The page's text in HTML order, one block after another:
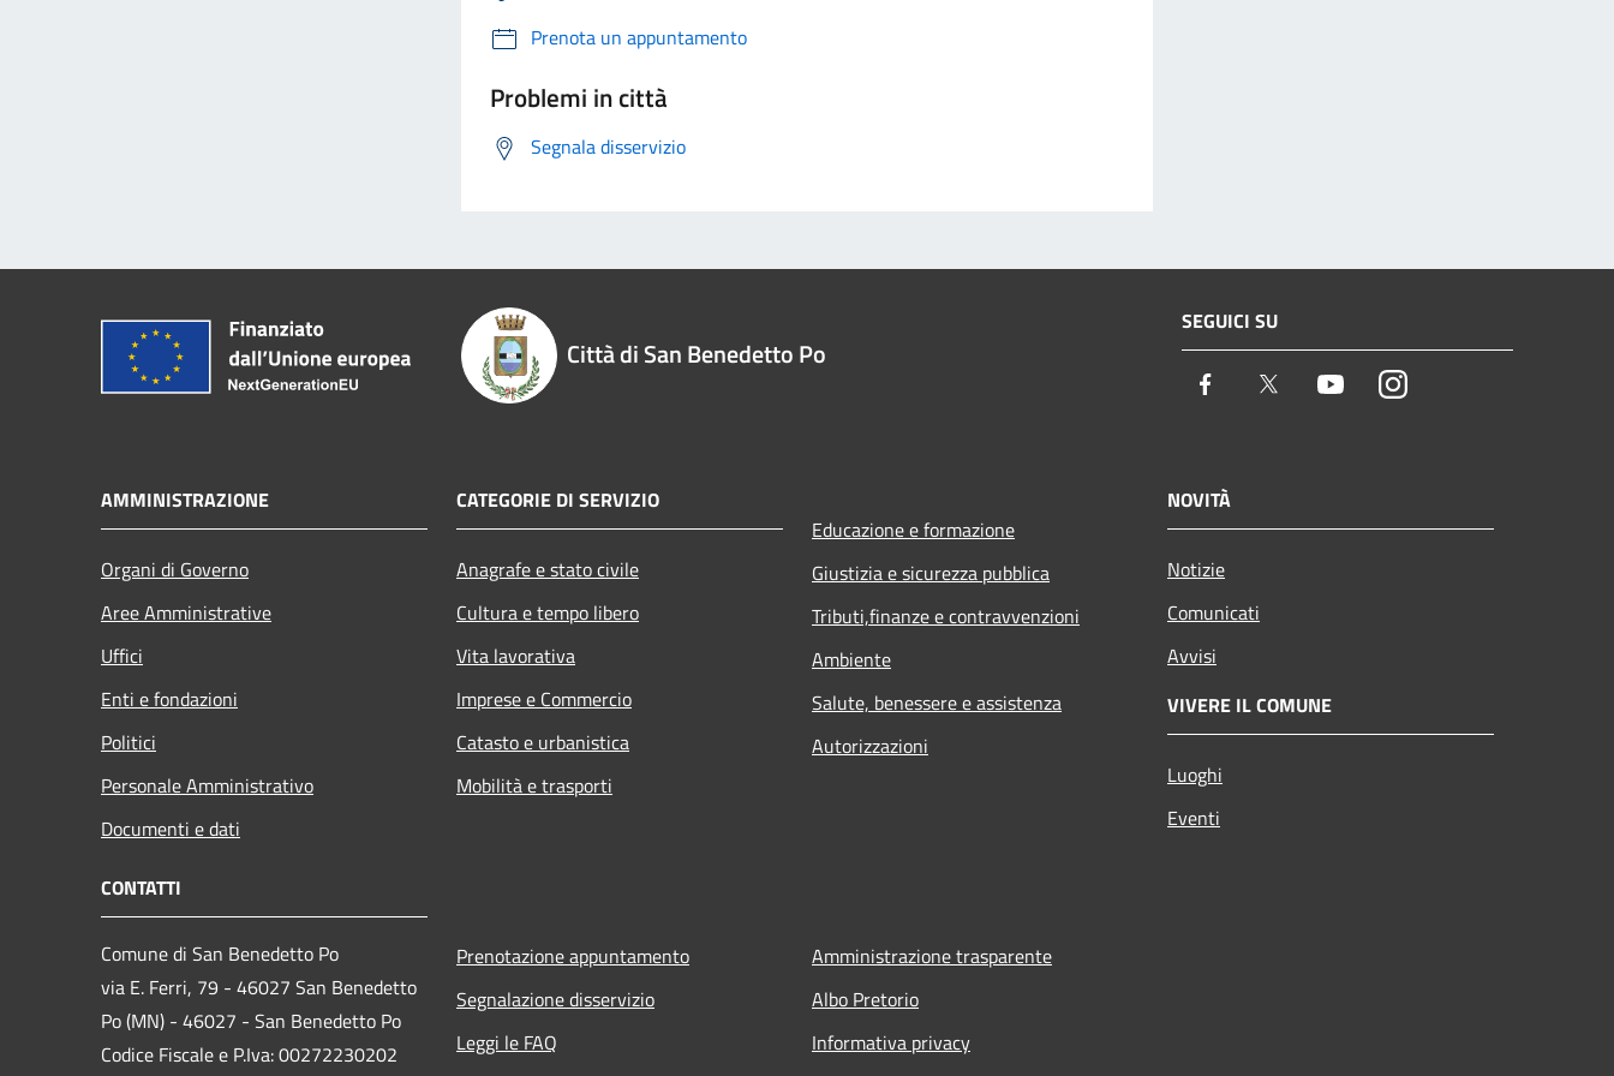
Prenota un appuntamento
Problemi in città
Segnala disservizio
Città di San Benedetto Po
SEGUICI SU
Facebook Twitter YoutubeInstagram
AMMINISTRAZIONE
Organi di Governo
Aree Amministrative
Uffici
Enti e fondazioni
Politici
Personale Amministrativo
Documenti e dati
CATEGORIE DI SERVIZIO
Anagrafe e stato civile
Cultura e tempo libero
Vita lavorativa
Imprese e Commercio
Catasto e urbanistica
Mobilità e trasporti
Educazione e formazione
Giustizia e sicurezza pubblica
Tributi,finanze e contravvenzioni
Ambiente
Salute, benessere e assistenza
Autorizzazioni
NOVITÀ
Notizie
Comunicati
Avvisi
VIVERE IL COMUNE
Luoghi
Eventi
CONTATTI
Comune di San Benedetto Po
via E. Ferri, 79 - 46027 San Benedetto
Po (MN) - 46027 - San Benedetto Po
Codice Fiscale e P.Iva: 00272230202
Prenotazione appuntamento
Segnalazione disservizio
Leggi le FAQ
Amministrazione trasparente
Albo Pretorio
Informativa privacy